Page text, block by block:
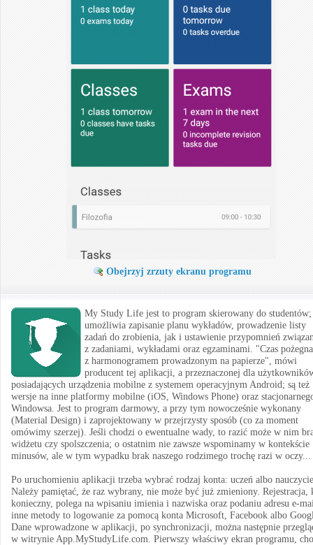
Obejrzyj zrzuty ekranu programu
My Study Life jest to program skierowany do studentów;
umożliwia zapisanie planu wykładów, prowadzenie listy
zadań do zrobienia, jak i ustawienie przypomnień
z zadaniami, wykładami oraz egzaminami. "Czas
z harmonogramem prowadzonym na papierze", mówi
producent tej aplikacji, a przeznaczonej dla
posiadających urządzenia mobilne z systemem operacyjnym Android; są też
wersje na inne platformy mobilne (iOS, Windows Phone) oraz
Windowsa. Jest to program darmowy, a przy tym nowocześnie wykonany
(Material Design) i zaprojektowany w przejrzysty sposób (co za moment
omówimy szerzej). Jeśli chodzi o ewentualne wady, to razić może w nim
widżetu czy spolszczenia; o ostatnim nie zawsze wspominamy w kontekście
minusów, ale w tym wypadku brak naszego rodzimego trochę razi w oczy...
Po uruchomieniu aplikacji trzeba wybrać rodzaj konta: uczeń albo
Należy pamiętać, że raz wybrany, nie może być już zmieniony. Rejestracja,
konieczny, polega na wpisaniu imienia i nazwiska oraz podaniu adresu e-
inne metody to logowanie za pomocą konta Microsoft, Facebook albo
Dane wprowadzone w aplikacji, po synchronizacji, można następnie
w witrynie App.MyStudyLife.com. Pierwszy właściwy ekran programu,